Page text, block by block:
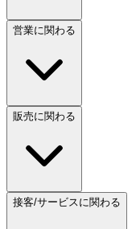
営業に関わる
販売に関わる
接客/サービスに関わる